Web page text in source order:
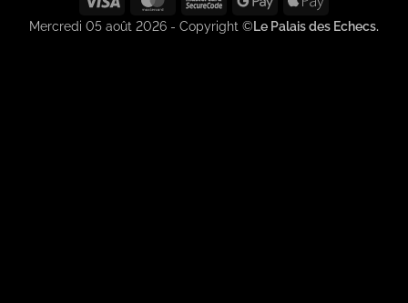
2
Pay
Pay
Mercredi 05 août 2026 - Copyright ©Le Palais des Echecs.